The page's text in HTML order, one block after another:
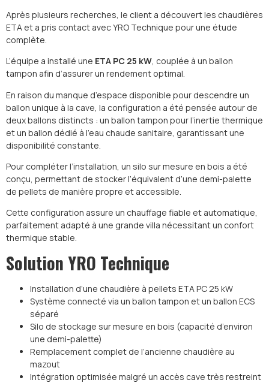
Après plusieurs recherches, le client a découvert les chaudières
ETA et a pris contact avec YRO Technique pour une étude
complète.
L’équipe a installé une ETA PC 25 kW, couplée à un ballon
tampon afin d’assurer un rendement optimal.
En raison du manque d’espace disponible pour descendre un
ballon unique à la cave, la configuration a été pensée autour de
deux ballons distincts : un ballon tampon pour l’inertie thermique
et un ballon dédié à l’eau chaude sanitaire, garantissant une
disponibilité constante.
Pour compléter l’installation, un silo sur mesure en bois a été
conçu, permettant de stocker l’équivalent d’une demi-palette
de pellets de manière propre et accessible.
Cette configuration assure un chauffage fiable et automatique,
parfaitement adapté à une grande villa nécessitant un confort
thermique stable.
Solution YRO Technique
Installation d’une chaudière à pellets ETA PC 25 kW
Système connecté via un ballon tampon et un ballon ECS
séparé
Silo de stockage sur mesure en bois (capacité d’environ
une demi-palette)
Remplacement complet de l’ancienne chaudière au
mazout
Intégration optimisée malgré un accès cave très restreint